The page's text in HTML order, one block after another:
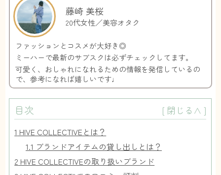
藤崎 美桜
20代女性／美容オタク
ファッションとコスメが大好き◎
ミーハーで最新のサブスクは必ずチェックしてます。
可愛く、おしゃれになれるための情報を発信しているの
で、参考になれば嬉しいです♩
目次 [ 閉じる∧ ]
1 HIVE COLLECTIVEとは？
1.1 ブランドアイテムの貸し出しとは？
2 HIVE COLLECTIVEの取り扱いブランド